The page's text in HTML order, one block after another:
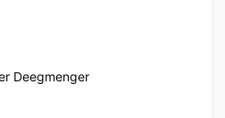
Deegmenger